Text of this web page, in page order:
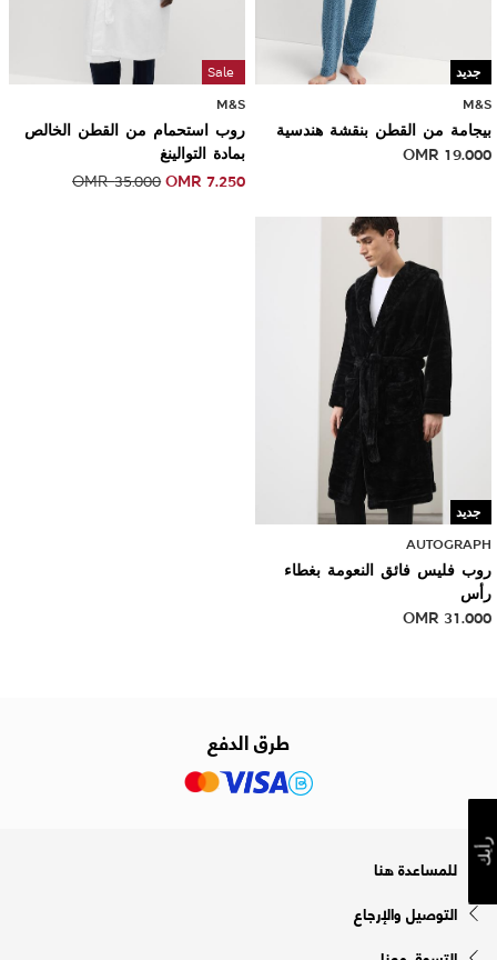
جديد
M&S
بيجامة من القطن بنقشة هندسية
OMR 19.000
Sale
M&S
روب استحمام من القطن الخالص
بمادة التوالينغ
OMR7.250
OMR35.000
جديد
AUTOGRAPH
روب فليس فائق النعومة بغطاء
رأس
OMR 31.000
طرق الدفع
للمساعدة هنا
التوصيل والإرجاع
رأيك